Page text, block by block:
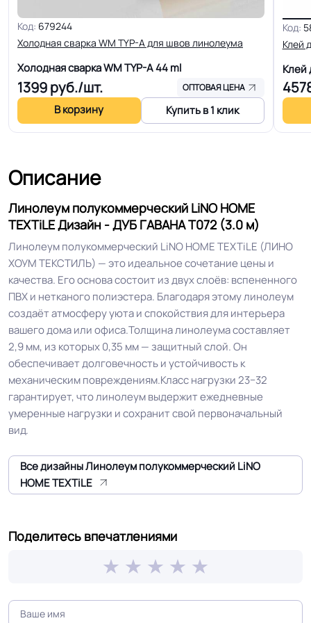
Толщина
Область применения
Для пола, Для дома, Для офиса,
Для модульных зданий, Для
теплого пола, Для квартиры, Для
строителей, Для магазинов, Для
Класс горючести
В3, Д3, Т2, РП2
Класс 23/33 кл.
Группа истираемости Группа Т
Устойчивость к химии Хорошая
Особенности
коллекции
Двойная основа PVH + TEXTILE и
полное отсутствие усадки
Защитный слой
Допуск изменения
рабочего слоя
+-10% мкм
линейных размеров
+-10% %
противоскольжения
Код: 679244
Холодная сварка WM TYP-A для швов линолеума
Холодная сварка WM TYP-A44 ml
1399руб./шт. ОПТОВАЯ ЦЕНА
В корзину Купить в 1 клик
Код:
Клей
Клей
Описание
Линолеум полукоммерческий LiNO HOME
TEXTiLE Дизайн - ДУБ ГАВАНА Т072 (3.0 м)
Линолеум полукоммерческий LiNO HOME TEXTiLE (ЛИНО
ХОУМ ТЕКСТИЛЬ) — это идеальное сочетание цены и
качества. Его основа состоит из двух слоёв: вспененного
ПВХ и нетканого полиэстера. Благодаря этому линолеум
создаёт атмосферу уюта и спокойствия для интерьера
вашего дома или офиса.Толщина линолеума составляет
2,9 мм, из которых 0,35 мм — защитный слой. Он
обеспечивает долговечность и устойчивость к
механическим повреждениям.Класс нагрузки 23−32
гарантирует, что линолеум выдержит ежедневные
умеренные нагрузки и сохранит свой первоначальный
вид.
Все дизайны Линолеум полукоммерческий LiNO
HOME TEXTiLE
Поделитесь впечатлениями